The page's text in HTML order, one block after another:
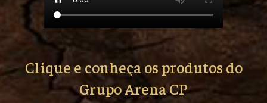
Clique e conheça os produtos do
Grupo Arena CP